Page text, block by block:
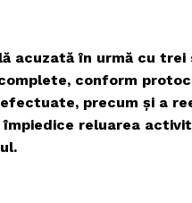
acuzată în urmă cu
conform
precum și a
reluarea